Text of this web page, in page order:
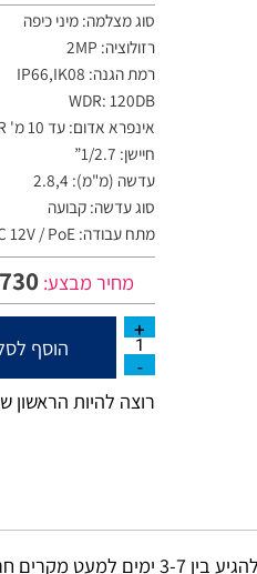
סוג מצלמה: מיני כיפה
רזולוציה: 2MP
רמת הגנה: IP66,IK08
WDR: 120DB
אינפרא אדום: עד 10 מ' EXIR
חיישן: 1/2.7”
עדשה (מ"מ): 2.8,4
סוג עדשה: קבועה
מתח עבודה: DC 12V / PoE
מחיר מבצע: ₪730
הוסף לסל